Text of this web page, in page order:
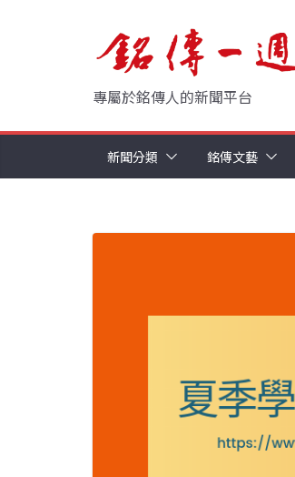
專屬於銘傳人的新聞平台
新聞分類 銘傳文藝